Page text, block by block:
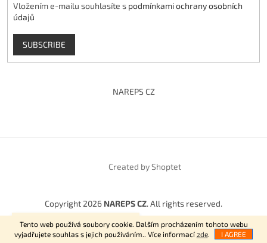
Tento web používá soubory cookie. Dalším procházením tohoto webu
vyjadřujete souhlas s jejich používáním.. Více informací zde. I AGREE
Vítejte na našem E-shopu.
Vložením e-mailu souhlasíte s podmínkami ochrany osobních
údajů
SUBSCRIBE
NAREPS CZ
Created by Shoptet
Copyright 2026 NAREPS CZ. All rights reserved.
NajduZboží.cz